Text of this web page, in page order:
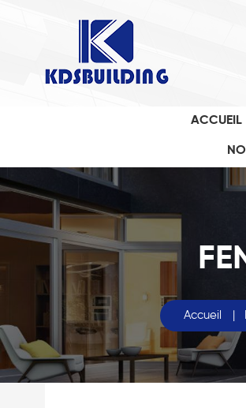
ACCUEIL
Accueil |